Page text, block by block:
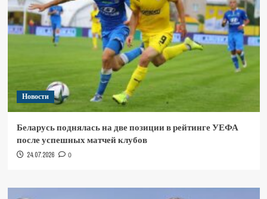
Новости
Беларусь поднялась на две позиции в рейтинге УЕФА
после успешных матчей клубов
24.07.2026 0